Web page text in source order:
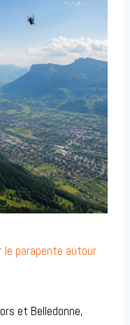
le parapente autour
et Belledonne,